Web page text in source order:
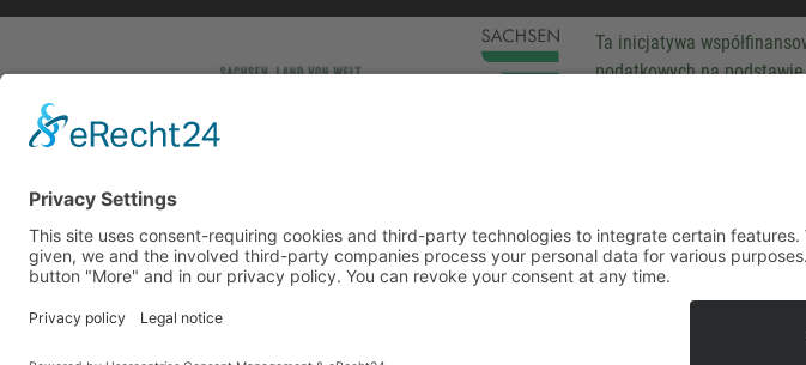
Ta inicjatywa
podatkowych na
This site uses consent-requiring cookies and third-party technologies to integrate
consent is given, we and the involved third-party companies process your
can be found under the button "More" and in our privacy policy. You can revoke